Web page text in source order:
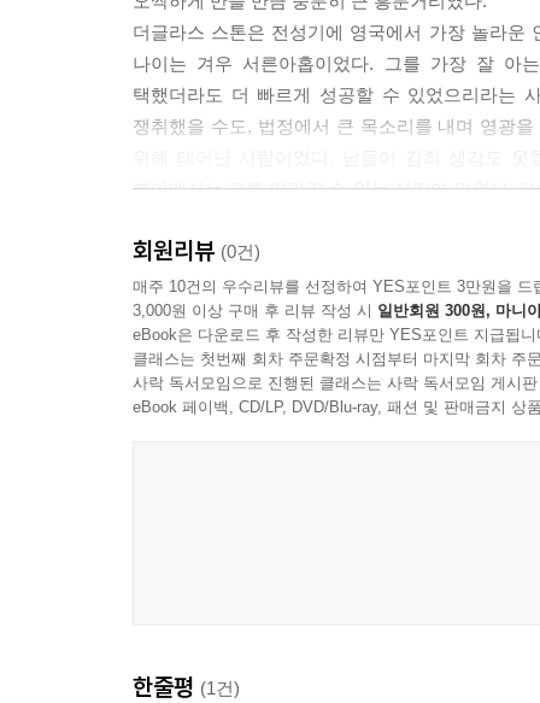
더글라스 스톤은 전성기에 영국에서 가장 놀라
나이는 겨우 서른아홉이었다. 그를 가장 잘 아
택했더라도 더 빠르게 성공할 수 있었으리라는
쟁취했을 수도, 법정에서 큰 목소리를 내며 영광
분야에서는 그를 따라갈 수 있는 사람이 없었다.
그리고 넘치는 자신감, 그에 대한 기억은 지금도
그의 악덕은 미덕만큼이나 화려했고, 훨씬 더
사치스러운 생활을 채우기엔 턱없이 부족했다.
것들을 쾌락의 도구로 삼았다. 눈, 귀, 촉각, 미각,
<추천평>
회원리뷰 (0건)
매주 10건의 우수리뷰를 선정하여 YES포인트 3만원을 드
3,000원 이상 구매 후 리뷰 작성 시 일반회원 300원, 마니
eBook은 다운로드 후 작성한 리뷰만 YES포인트 지급됩니
클래스는 첫번째 회차 주문확정 시점부터 마지막 회차 주
사락 독서모임으로 진행된 클래스는 사락 독서모임 게시
eBook 페이백, CD/LP, DVD/Blu-ray, 패션 및 판매금지 상
한줄평 (1건)